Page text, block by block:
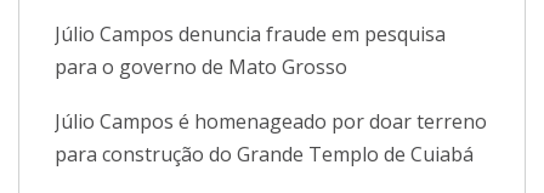
Júlio Campos denuncia fraude em pesquisa
para o governo de Mato Grosso
Júlio Campos é homenageado por doar terreno
para construção do Grande Templo de Cuiabá